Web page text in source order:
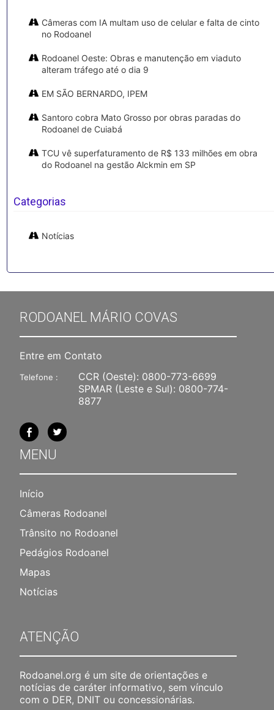
Câmeras com IA multam uso de celular e falta de cinto
no Rodoanel
Rodoanel Oeste: Obras e manutenção em viaduto
alteram tráfego até o dia 9
EM SÃO BERNARDO, IPEM
Santoro cobra Mato Grosso por obras paradas do
Rodoanel de Cuiabá
TCU vê superfaturamento de R$ 133 milhões em obra
do Rodoanel na gestão Alckmin em SP
Categorias
Notícias
RODOANEL MÁRIO COVAS
Entre em Contato
Telefone : CCR (Oeste): 0800-773-6699
SPMAR (Leste e Sul): 0800-774-
8877
MENU
Início
Câmeras Rodoanel
Trânsito no Rodoanel
Pedágios Rodoanel
Mapas
Notícias
ATENÇÃO
Rodoanel.org é um site de orientações e
notícias de caráter informativo, sem vínculo
com o DER, DNIT ou concessionárias.